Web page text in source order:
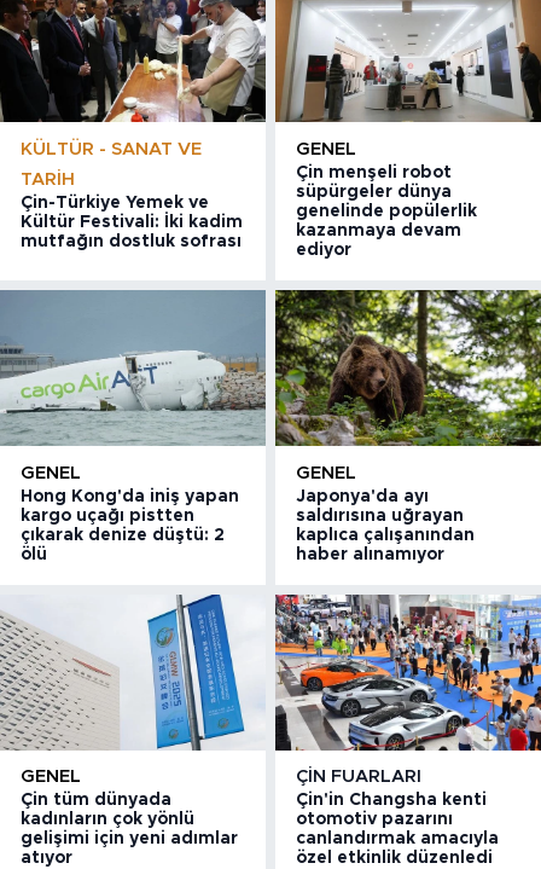
KÜLTÜR - SANAT VE
TARIH
Çin-Türkiye Yemek ve
Kültür Festivali: İki kadim
mutfağın dostluk sofrası
GENEL
Çin menşeli robot
süpürgeler dünya
genelinde popülerlik
kazanmaya devam
ediyor
GENEL
Hong Kong'da iniş yapan
kargo uçağı pistten
çıkarak denize düştü: 2
ölü
GENEL
Japonya'da ayı
saldırısına uğrayan
kaplıca çalışanından
haber alınamıyor
GENEL
Çin tüm dünyada
kadınların çok yönlü
gelişimi için yeni adımlar
atıyor
ÇIN FUARLARI
Çin'in Changsha kenti
otomotiv pazarını
canlandırmak amacıyla
özel etkinlik düzenledi